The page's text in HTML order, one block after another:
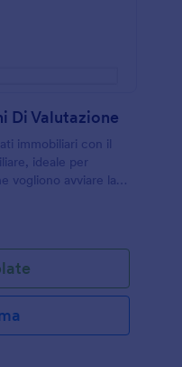
Di Valutazione
immobiliari con il
ideale per
vogliono avviare la